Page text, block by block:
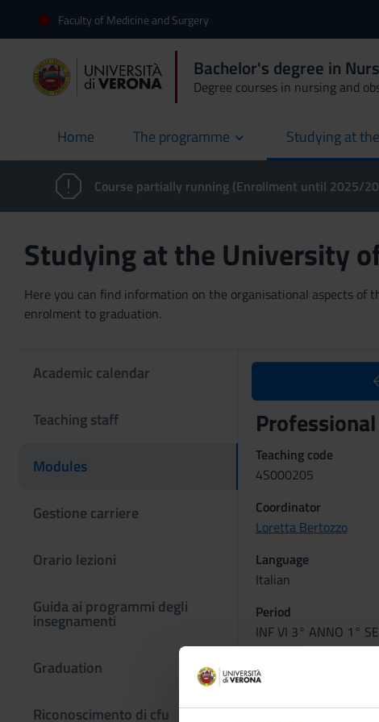
Faculty of Medicine and Surgery
Bachelor's degree in
Degree courses in nursing and
Home
current The programme Studying at
Course partially running (Enrollment until 2025/
Studying at the University
Here you can find information on the organisational aspects
enrolment to graduation.
Academic calendar
Teaching staff
Modules
Gestione carriere
Orario lezioni
Guida ai programmi degli
insegnamenti
Graduation
Riconoscimento di cfu
Teaching code
4S000205
Coordinator
Loretta Bertozzo
Language
Italian
Period
INF VI 3° ANNO 1°
Learning
I laboratori
(con l’utilizzo di